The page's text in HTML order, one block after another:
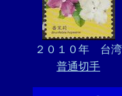
２０１０年 台湾
普通切手